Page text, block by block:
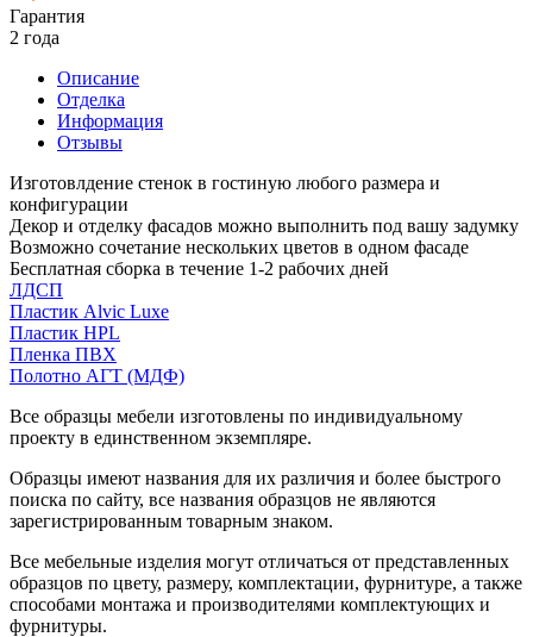
Гарантия
2 года
Описание
Отделка
Информация
Отзывы
Изготовлдение стенок в гостиную любого размера и
конфигурации
Декор и отделку фасадов можно выполнить под вашу задумку
Возможно сочетание нескольких цветов в одном фасаде
Бесплатная сборка в течение 1-2 рабочих дней
ЛДСП
Пластик Alvic Luxe
Пластик HPL
Пленка ПВХ
Полотно АГТ (МДФ)
Все образцы мебели изготовлены по индивидуальному
проекту в единственном экземпляре.
Образцы имеют названия для их различия и более быстрого
поиска по сайту, все названия образцов не являются
зарегистрированным товарным знаком.
Все мебельные изделия могут отличаться от представленных
образцов по цвету, размеру, комплектации, фурнитуре, а также
способами монтажа и производителями комплектующих и
фурнитуры.